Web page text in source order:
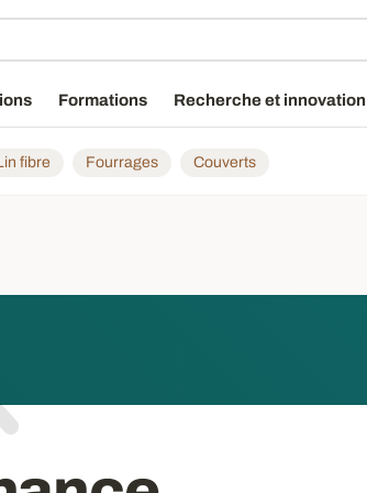
Formations Recherche et innovation
fibre Fourrages Couverts